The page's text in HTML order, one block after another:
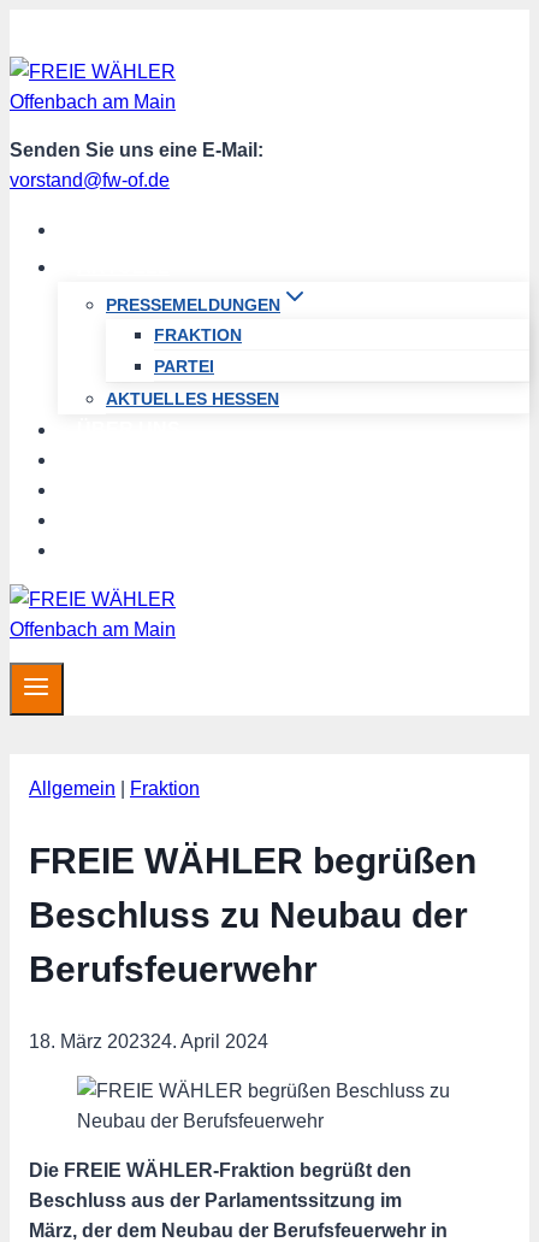
Inhalt
springen
Senden Sie uns eine E-Mail:
vorstand@fw-of.de
PRESSEMELDUNGEN
FRAKTION
PARTEI
AKTUELLES HESSEN
Allgemein Fraktion
FREIE WÄHLER begrüßen
Beschluss zu Neubau der
Berufsfeuerwehr
18. März 202324. April 2024
Die FREIE WÄHLER-Fraktion begrüßt den
Beschluss aus der Parlamentssitzung im
März, der dem Neubau der Berufsfeuerwehr in